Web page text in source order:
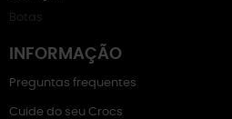
Botas
INFORMAÇÃO
Preguntas frequentes
Cuide do seu Crocs